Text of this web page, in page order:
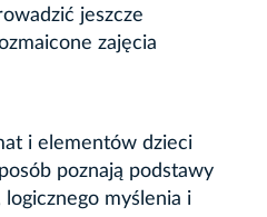
jeszcze
zajęcia
i elementów dzieci
poznają podstawy
myślenia i